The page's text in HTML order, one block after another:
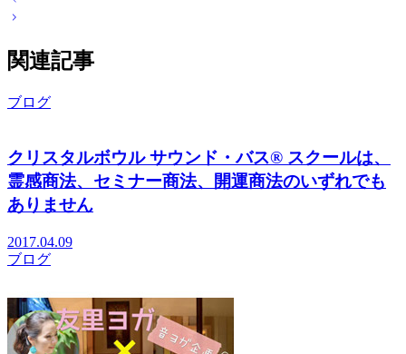
関連記事
ブログ
クリスタルボウル サウンド・バス® スクールは、
霊感商法、セミナー商法、開運商法のいずれでも
ありません
2017.04.09
ブログ